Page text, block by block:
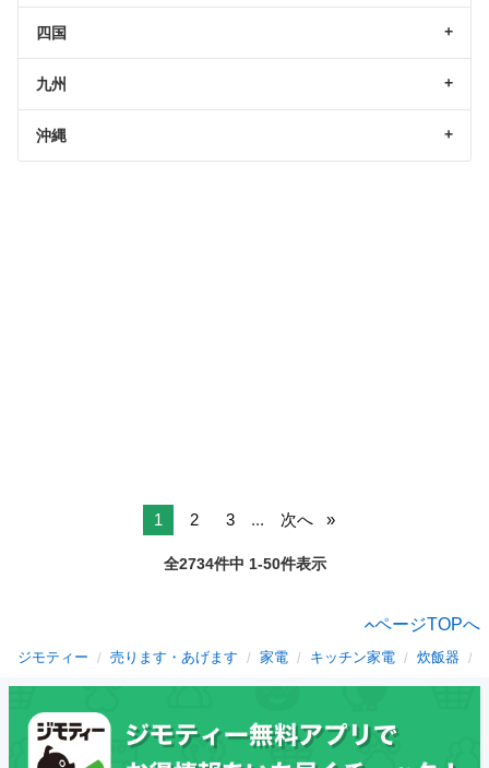
四国
九州
沖縄
1 2 3 ... 次へ
全2734件中 1-50件表示
ページTOPへ
ジモティー 売ります・あげます 家電 キッチン家電 炊飯器